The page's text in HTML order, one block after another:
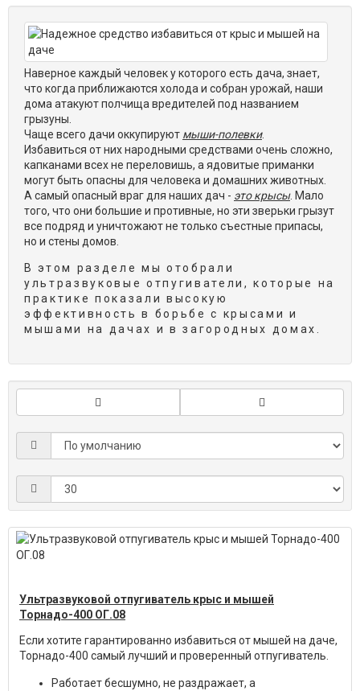
Наверное каждый человек у которого есть дача, знает,
что когда приближаются холода и собран урожай, наши
дома атакуют полчища вредителей под названием
грызуны.
Чаще всего дачи оккупируют мыши-полевки.
Избавиться от них народными средствами очень сложно,
капканами всех не переловишь, а ядовитые приманки
могут быть опасны для человека и домашних животных.
А самый опасный враг для наших дач - это крысы. Мало
того, что они большие и противные, но эти зверьки грызут
все подряд и уничтожают не только съестные припасы,
но и стены домов.
В этом разделе мы отобрали
ультразвуковые отпугиватели, которые на
практике показали высокую
эффективность в борьбе с крысами и
мышами на дачах и в загородных домах.
Ультразвуковой отпугиватель крыс и мышей
Торнадо-400 ОГ.08
Если хотите гарантированно избавиться от мышей на даче,
Торнадо-400 самый лучший и проверенный отпугиватель.
Работает бесшумно, не раздражает, а